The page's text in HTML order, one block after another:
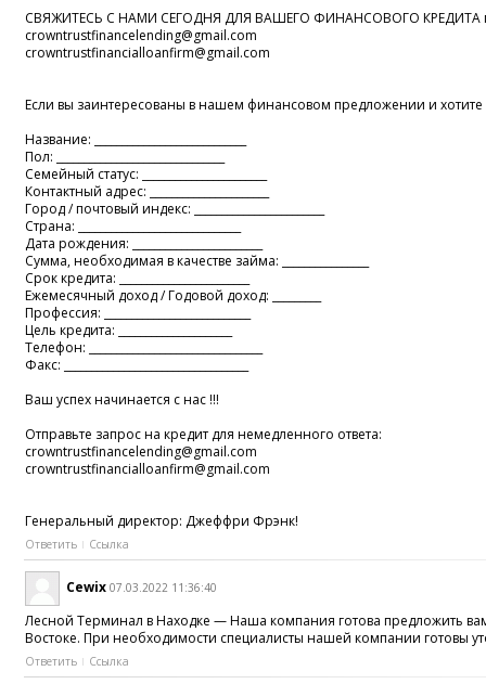
СВЯЖИТЕСЬ С НАМИ СЕГОДНЯ ДЛЯ ВАШЕГО ФИНАНСОВОГО КРЕДИТА
crowntrustfinancelending@gmail.com
crowntrustfinancialloanfirm@gmail.com
Если вы заинтересованы в нашем финансовом предложении и хотите
Название: ____________________________
Пол: _______________________________
Семейный статус: _______________________
Контактный адрес: ______________________
Город / почтовый индекс: ________________________
Страна: ______________________________
Дата рождения: ________________________
Сумма, необходимая в качестве займа: ________________
Срок кредита: ________________________
Ежемесячный доход / Годовой доход: _________
Профессия: ___________________________
Цель кредита: _____________________
Телефон: ________________________________
Факс: __________________________________
Ваш успех начинается с нас !!!
Отправьте запрос на кредит для немедленного ответа:
crowntrustfinancelending@gmail.com
crowntrustfinancialloanfirm@gmail.com
Генеральный директор: Джеффри Фрэнк!
Ответить Ссылка
Cewix 07.03.2022 11:36:40
Лесной Терминал в Находке — Наша компания готова предложить
Востоке. При необходимости специалисты нашей компании готовы
Ответить Ссылка